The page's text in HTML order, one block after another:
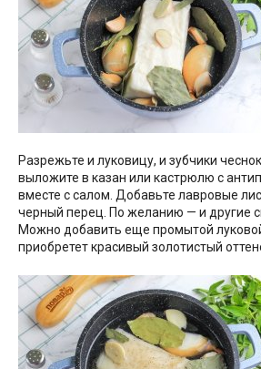
Разрежьте и луковицу, и зубчики
выложите в казан или кастрюлю с
вместе с салом. Добавьте лавровые
черный перец. По желанию — и другие
Можно добавить еще промытой
приобретет красивый золотистый